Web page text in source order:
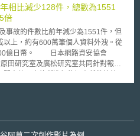
訊、國防、運輸、航空航太、機器
若美國人和外國實體從事「涵蓋活
以書面形式通知委員會。委員會將會通
鍵能力構成不可接受的風險，委員會
定行動，包括暫停和禁止該活動。美
形式參與討論，確保NCCDA法案通過
外投資機制保持一致。
題，鑑於藥品科專之研發補助方向已
要瞭解政府投入資源鼓勵研發的類新
影響。 藥品查驗登記
簡稱為「專利連結」（patent
利扣合」，概念上係指將學名藥
原開發藥廠之參考藥品（the
權利狀態連結在一起；進一步而言，
國家於其藥品審查程序中建立與專利
澳洲等國。在藥品上市審查之過程中
計，確保主管機關不得在原開發藥廠
相比減少128件，總數為1551
倍
故的件數比前年減少為1551件，但
上，約有600萬筆個人資料外洩。從
網路資安協會
田研究室及廣松研究室共同針對報紙
件
件，大約跟2009年所發生的個人資